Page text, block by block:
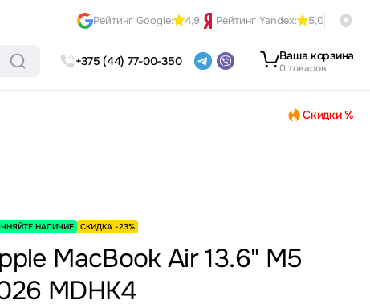
Рейтинг Google: 4,9 Рейтинг Yandex: 5,0
+375 (44) 77-00-350 Ваша корзина
0 товаров
Скидки %
НАЛИЧИЕ СКИДКА -23%
MacBook Air 13.6" M5
MDHK4